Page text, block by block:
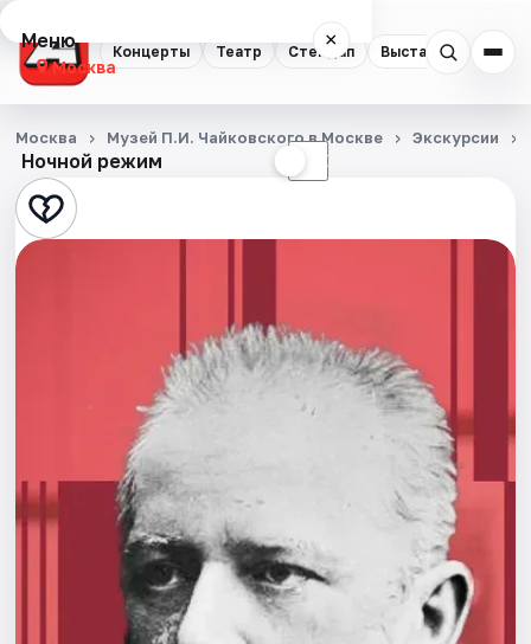
Концерты Театр Стендап Выставки
Меню ×
Москва
Концерты
Театр
Стендап
События
Ночной режим ☾
Москва Музей П.И. Чайковского в Москве Экскурсии